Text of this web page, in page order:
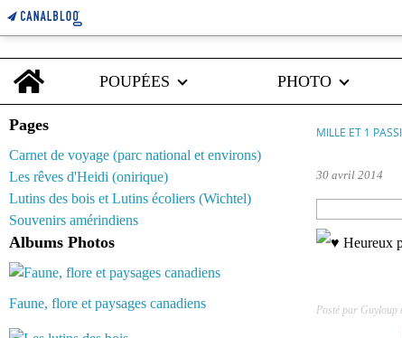
Home
POUPÉES
PHOTO
Pages
Carnet de voyage (parc national et environs)
Les rêves d'Heidi (onirique)
Lutins des bois et Lutins écoliers (Wichtel)
Souvenirs amérindiens
Albums Photos
Faune, flore et paysages canadiens
MILLE ET 1
30 avril 2014
Posté par Guyloup